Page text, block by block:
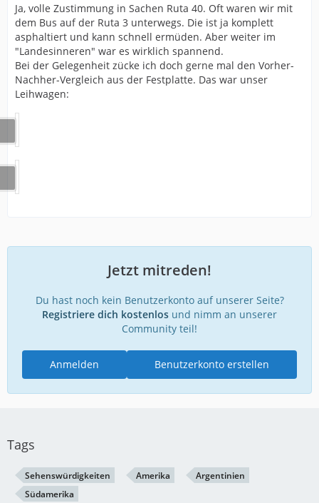
Ja, volle Zustimmung in Sachen Ruta 40. Oft waren wir mit
dem Bus auf der Ruta 3 unterwegs. Die ist ja komplett
asphaltiert und kann schnell ermüden. Aber weiter im
"Landesinneren" war es wirklich spannend.
Bei der Gelegenheit zücke ich doch gerne mal den Vorher-
Nachher-Vergleich aus der Festplatte. Das war unser
Leihwagen:
Jetzt mitreden!
Du hast noch kein Benutzerkonto auf unserer Seite?
Registriere dich kostenlos und nimm an unserer
Community teil!
Benutzerkonto erstellen
Anmelden
Tags
Sehenswürdigkeiten Amerika
Argentinien
Südamerika